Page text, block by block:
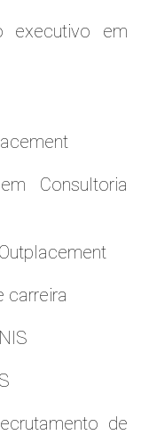
executivo em
Consultoria
carreira
de